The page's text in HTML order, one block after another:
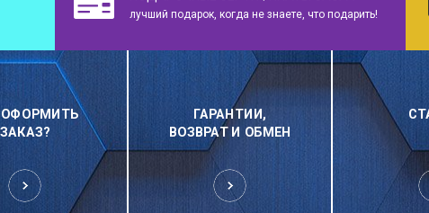
лучший подарок, когда не знаете, что подарить!
ОФОРМИТЬ
ЗАКАЗ?
ГАРАНТИИ,
ВОЗВРАТ И ОБМЕН